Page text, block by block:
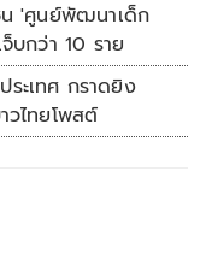
น 'ศูนย์พัฒนาเด็ก
บกว่า 10 ราย
ระเทศ กราดยิง
วไทยโพสต์